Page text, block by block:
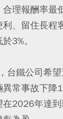
理報酬率最
利、留住長程
3%。
台鐵公司希
常事故下降
在2026年達